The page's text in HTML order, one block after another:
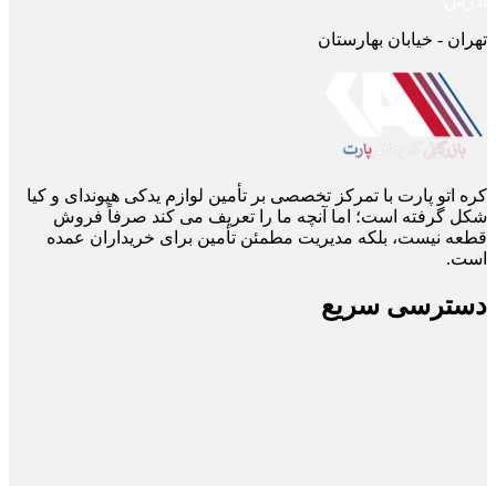
تهران - خیابان بهارستان
کره اتو پارت با تمرکز تخصصی بر تأمین لوازم یدکی هیوندای و کیا
شکل گرفته است؛ اما آنچه ما را تعریف می ‌کند صرفاً فروش
قطعه نیست، بلکه مدیریت مطمئن تأمین برای خریداران عمده
است.
دسترسی سریع